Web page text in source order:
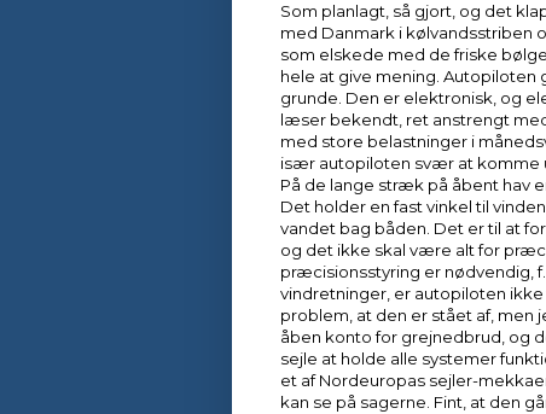
Som planlagt, så gjort, og det
med Danmark i kølvandsstriben
som elskede med de friske
hele at give mening. Autopiloten
grunde. Den er elektronisk, og
læser bekendt, ret anstrengt
med store belastninger i
især autopiloten svær at komme
På de lange stræk på åbent hav
Det holder en fast vinkel til
vandet bag båden. Det er til at
og det ikke skal være alt for
præcisionsstyring er nødvendig,
vindretninger, er autopiloten
problem, at den er stået af, men
åben konto for grejnedbrud, og
sejle at holde alle systemer
et af Nordeuropas sejler-
kan se på sagerne. Fint, at den